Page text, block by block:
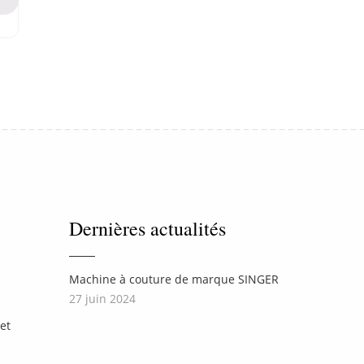
Dernières actualités
Machine à couture de marque SINGER
27 juin 2024